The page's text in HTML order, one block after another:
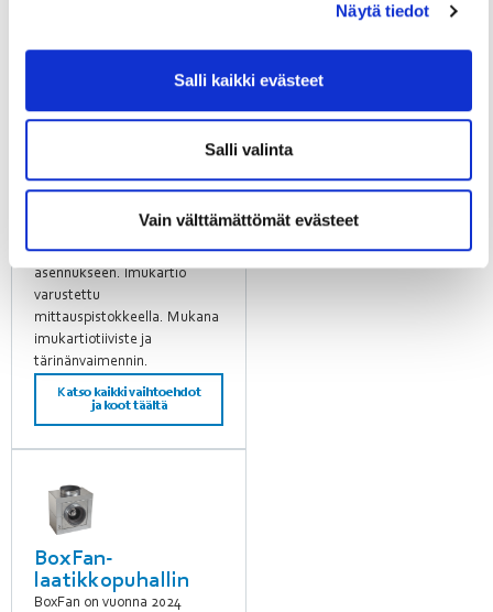
Näytä tiedot
Salli kaikki evästeet
Salli valinta
Vain välttämättömät evästeet
kammiopuhallin energiaa
säästävällä EC-moottorilla
Kammiopuhaltimet sopivat
laitetta uusittaessa. Erittäin
ilmavirtaus siipipyörän läpi.
Sopii imu- ja painepuolen
asennukseen. Imukartio
varustettu
mittauspistokkeella. Mukana
imukartiotiiviste ja
tärinänvaimennin.
Katso kaikki vaihtoehdot
ja koot täältä
BoxFan-
laatikkopuhallin
BoxFan on vuonna 2024